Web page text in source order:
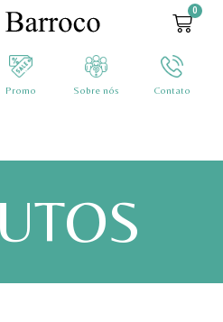
0
Promo Sobre nós Contato